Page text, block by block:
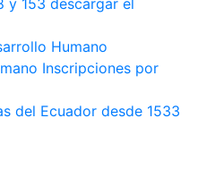
y 153 descargar el
Humano
Inscripciones por
del Ecuador desde 1533